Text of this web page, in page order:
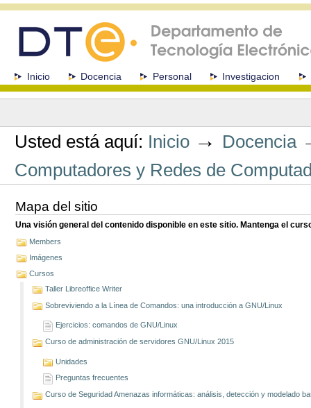
navegación
SeccionesInicio Docencia Personal Investigacion
Herramientas
Usted está aquí: Inicio → Docencia
Computadores y Redes de
Mapa del sitio
Una visión general del contenido disponible en este sitio. Mantenga el
Members
Imágenes
Cursos
Taller Libreoffice Writer
Sobreviviendo a la Línea de Comandos: una introducción a GNU/Linux
Ejercicios: comandos de GNU/Linux
Curso de administración de servidores GNU/Linux 2015
Unidades
Preguntas frecuentes
Curso de Seguridad Amenazas informáticas: análisis, detección y modelado